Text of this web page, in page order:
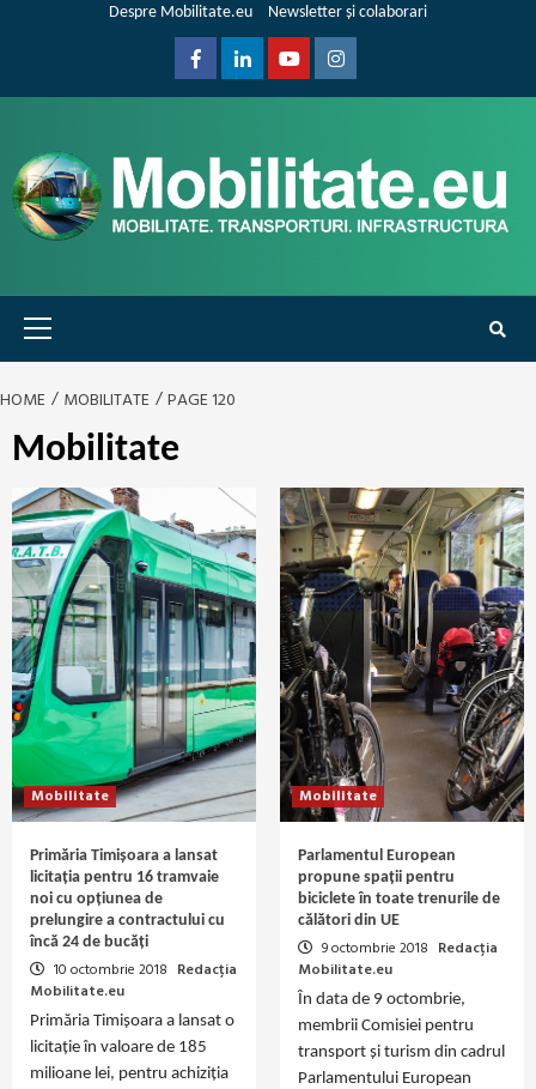
Despre Mobilitate.eu Newsletter și colaborari
FacebookLinkedinYoutubeInstagram
Primary
Menu
HOME MOBILITATE PAGE 120
Mobilitate
Mobilitate
Primăria Timișoara a lansat
licitația pentru 16 tramvaie
noi cu opțiunea de
prelungire a contractului cu
încă 24 de bucăți
10 octombrie 2018 Redacția
Mobilitate.eu
Primăria Timișoara a lansat o
licitație în valoare de 185
milioane lei, pentru achiziția
Mobilitate
Parlamentul European
propune spații pentru
biciclete în toate trenurile de
călători din UE
9 octombrie 2018 Redacția
Mobilitate.eu
În data de 9 octombrie,
membrii Comisiei pentru
transport și turism din cadrul
Parlamentului European